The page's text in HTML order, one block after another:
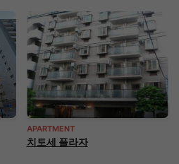
APARTMENT
치토세 플라자